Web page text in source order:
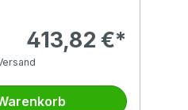
413,82 €*